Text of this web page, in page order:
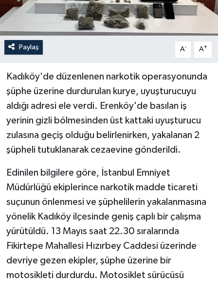
Paylaş A- A+
Kadıköy'de düzenlenen narkotik operasyonunda
şüphe üzerine durdurulan kurye, uyuşturucuyu
aldığı adresi ele verdi. Erenköy'de basılan iş
yerinin gizli bölmesinden üst kattaki uyuşturucu
zulasına geçiş olduğu belirlenirken, yakalanan 2
şüpheli tutuklanarak cezaevine gönderildi.
Edinilen bilgilere göre, İstanbul Emniyet
Müdürlüğü ekiplerince narkotik madde ticareti
suçunun önlenmesi ve şüphelilerin yakalanmasına
yönelik Kadıköy ilçesinde geniş çaplı bir çalışma
yürütüldü. 13 Mayıs saat 22.30 sıralarında
Fikirtepe Mahallesi Hızırbey Caddesi üzerinde
devriye gezen ekipler, şüphe üzerine bir
motosikleti durdurdu. Motosiklet sürücüsü
Yerel